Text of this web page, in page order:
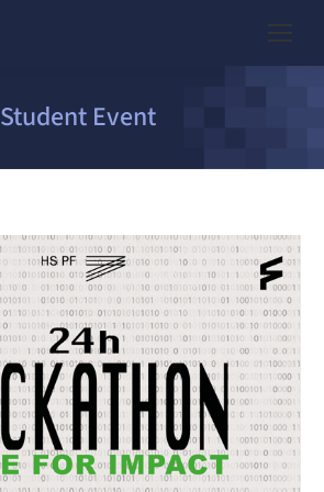
Student Event